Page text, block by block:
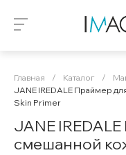
Главная / Каталог /
JANE IREDALE Праймер
Skin Primer
JANE
смешанной